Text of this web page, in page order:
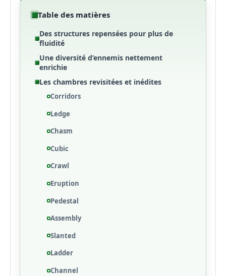
Table des matières
Des structures repensées pour plus de
fluidité
Une diversité d’ennemis nettement
enrichie
Les chambres revisitées et inédites
Corridors
Ledge
Chasm
Cubic
Crawl
Eruption
Pedestal
Assembly
Slanted
Ladder
Channel